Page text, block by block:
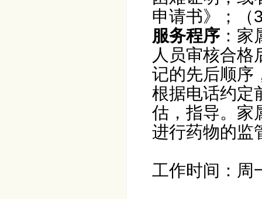
申请书》；（
服务程序 ：
人员审核合
记的先后顺序
根据电话约定
估，指导。家
进行药物的监
工作时间：